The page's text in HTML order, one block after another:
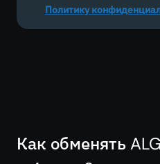
Политику
Как обменять